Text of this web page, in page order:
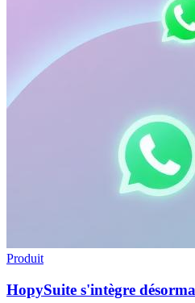
Produit
HopySuite s'intègre